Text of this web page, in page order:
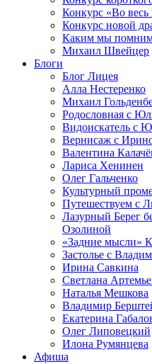
Конкурс «Во весь
Конкурс новой
Каким мы помним
Михаил Швейцер
Блоги
Блог Лицея
Алла Нестеренко
Михаил
Родословная с
Видоискатель с
Вернисаж с
Валентина
Лариса Хенинен
Олег Гальченко
Культурный
Путешествуем с
Лазурный Берег
Озолиной
«Задние мысли»
Застолье с
Ирина Савкина
Светлана
Наталья Мешкова
Владимир
Екатерина
Олег Липовецкий
Илона Румянцева
Афиша